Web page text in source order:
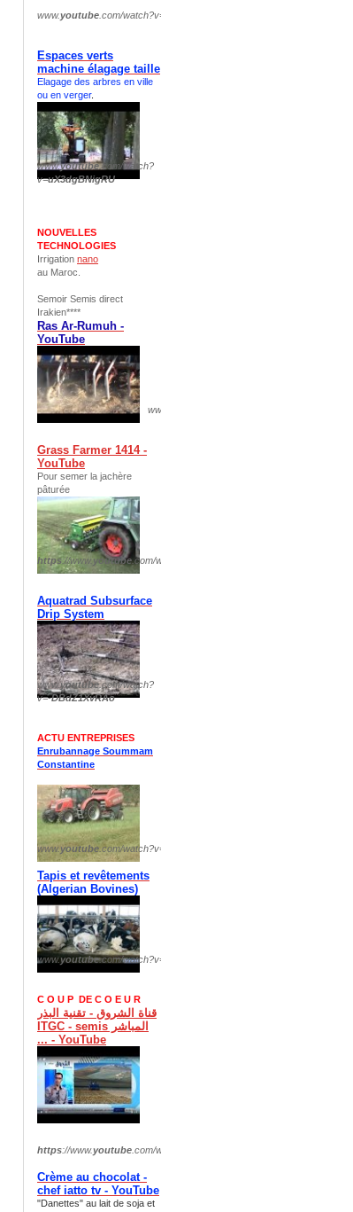
www.youtube .com/watch?v=
Espaces verts
machine élagage taille
Elagage des arbres en ville
ou en verger.
www.youtube.com/watch?
v=uX3dgBNigRU
NOUVELLES
TECHNOLOGIES
Irrigation nano
au Maroc.
Semoir Semis direct
Irakien****
Ras Ar-Rumuh -
YouTube
www.
Grass Farmer 1414 -
YouTube
Pour semer la jachère
pâturée
https://www. youtube.com/watch?v=
Aquatrad Subsurface
Drip System
www.youtube.com/watch?
v=-DBdZ1XvRAo
ACTU ENTREPRISES
Enrubannage Soummam
Constantine
www.youtube .com/watch?v=
Tapis et revêtements
(Algerian Bovines)
www.youtube.com/watch?v=
C O U P DE C O E U R
قناة الشروق - تقنية البذر
المباشر ITGC - semis
... - YouTube
https://www.youtube .com/watch?v=
Crème au chocolat -
chef iatto tv - YouTube
"Danettes" au lait de soja et